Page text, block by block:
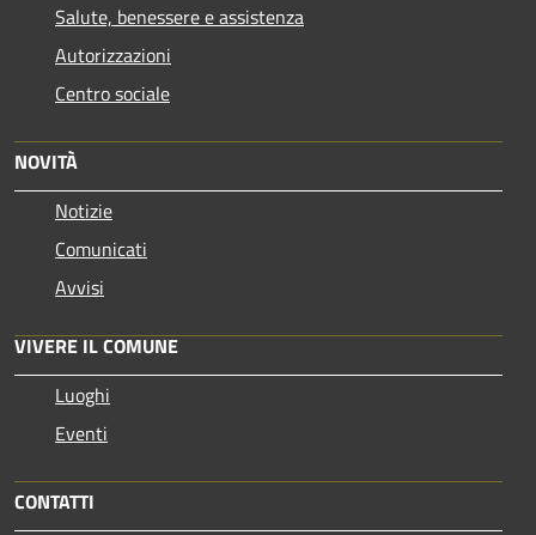
Salute, benessere e assistenza
Autorizzazioni
Centro sociale
NOVITÀ
Notizie
Comunicati
Avvisi
VIVERE IL COMUNE
Luoghi
Eventi
CONTATTI